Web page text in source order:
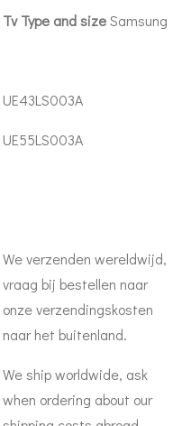
Tv Type and sizeSamsung
UE43LS003A
UE55LS003A
We verzenden wereldwijd,
vraag bij bestellen naar
onze verzendingskosten
naar het buitenland.
We ship worldwide, ask
when ordering about our